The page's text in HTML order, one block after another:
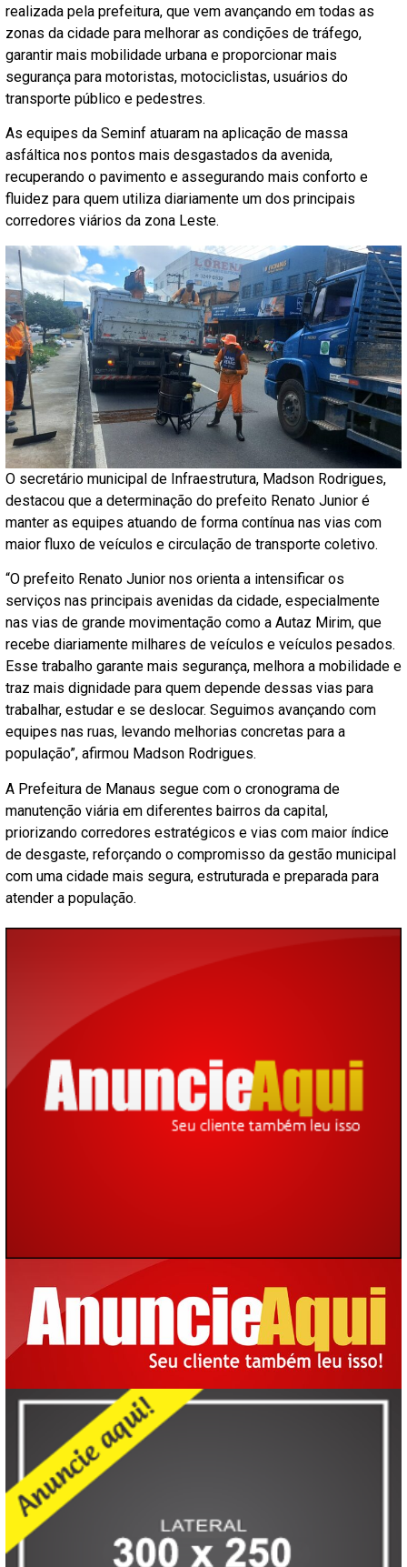
realizada pela prefeitura, que vem avançando em todas as
zonas da cidade para melhorar as condições de tráfego,
garantir mais mobilidade urbana e proporcionar mais
segurança para motoristas, motociclistas, usuários do
transporte público e pedestres.
As equipes da Seminf atuaram na aplicação de massa
asfáltica nos pontos mais desgastados da avenida,
recuperando o pavimento e assegurando mais conforto e
fluidez para quem utiliza diariamente um dos principais
corredores viários da zona Leste.
O secretário municipal de Infraestrutura, Madson Rodrigues,
destacou que a determinação do prefeito Renato Junior é
manter as equipes atuando de forma contínua nas vias com
maior fluxo de veículos e circulação de transporte coletivo.
“O prefeito Renato Junior nos orienta a intensificar os
serviços nas principais avenidas da cidade, especialmente
nas vias de grande movimentação como a Autaz Mirim, que
recebe diariamente milhares de veículos e veículos pesados.
Esse trabalho garante mais segurança, melhora a mobilidade e
traz mais dignidade para quem depende dessas vias para
trabalhar, estudar e se deslocar. Seguimos avançando com
equipes nas ruas, levando melhorias concretas para a
população”, afirmou Madson Rodrigues.
A Prefeitura de Manaus segue com o cronograma de
manutenção viária em diferentes bairros da capital,
priorizando corredores estratégicos e vias com maior índice
de desgaste, reforçando o compromisso da gestão municipal
com uma cidade mais segura, estruturada e preparada para
atender a população.